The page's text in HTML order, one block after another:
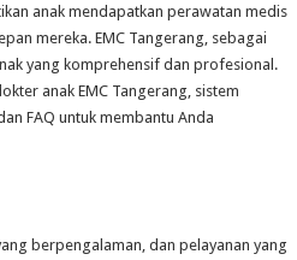
anak mendapatkan perawatan medis
mereka. EMC Tangerang, sebagai
yang komprehensif dan profesional.
anak EMC Tangerang, sistem
FAQ untuk membantu Anda
berpengalaman, dan pelayanan yang